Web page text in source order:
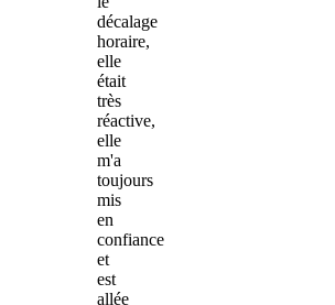
décalage
horaire,
elle
était
très
réactive,
elle
m'a
toujours
mis
en
confiance
et
est
allée